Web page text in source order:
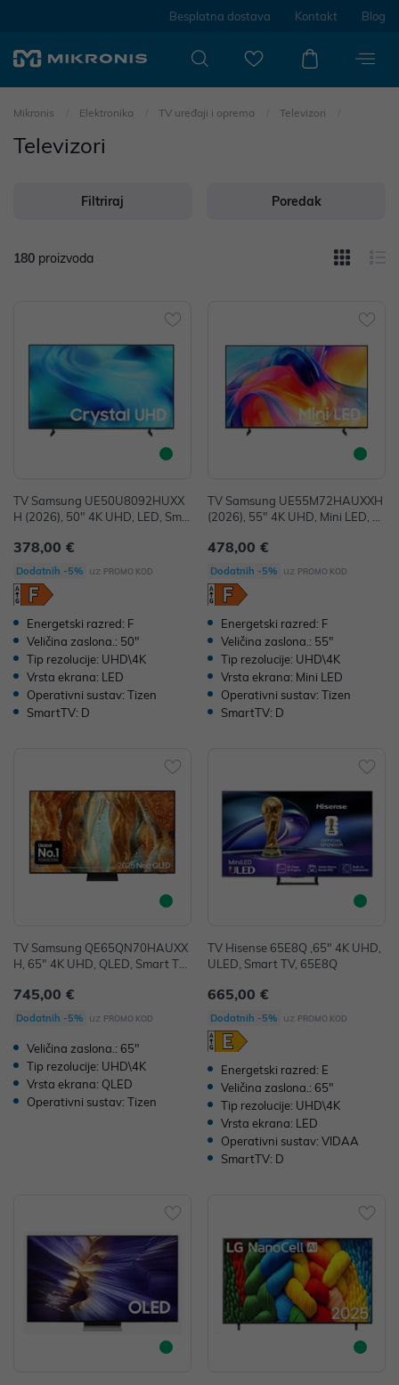
Besplatna dostava Kontakt Blog
Mikronis Elektronika TV uređaji i oprema Televizori
Televizori
Filtriraj Poredak
180 proizvoda
TV Samsung UE50U8092HUXX
H (2026), 50" 4K UHD, LED, Sma
378,00 €
Dodatnih -5% uz PROMO KOD
Energetski razred: F
Veličina zaslona.: 50"
Tip rezolucije: UHD\4K
Vrsta ekrana: LED
Operativni sustav: Tizen
SmartTV: D
TV Samsung UE55M72HAUXXH
(2026), 55" 4K UHD, Mini LED, S
478,00 €
Dodatnih -5% uz PROMO KOD
Energetski razred: F
Veličina zaslona.: 55"
Tip rezolucije: UHD\4K
Vrsta ekrana: Mini LED
Operativni sustav: Tizen
SmartTV: D
TV Samsung QE65QN70HAUXX
H, 65" 4K UHD, QLED, Smart TV,
745,00 €
Dodatnih -5% uz PROMO KOD
Veličina zaslona.: 65"
Tip rezolucije: UHD\4K
Vrsta ekrana: QLED
Operativni sustav: Tizen
TV Hisense 65E8Q ,65" 4K UHD,
ULED, Smart TV, 65E8Q
665,00 €
Dodatnih -5% uz PROMO KOD
Energetski razred: E
Veličina zaslona.: 65"
Tip rezolucije: UHD\4K
Vrsta ekrana: LED
Operativni sustav: VIDAA
SmartTV: D